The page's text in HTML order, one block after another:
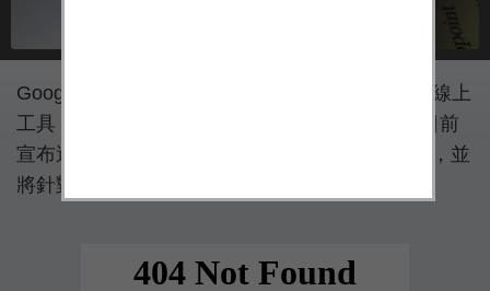
Google 翻譯（Google Translate）是相當實用的線上
工具，也有行動版本供用戶隨身使用。Google 日前
宣布這項服務每天累積查詢超過 1,000 億個單字，並
將針對日常對話內容產生更好的翻譯結果。